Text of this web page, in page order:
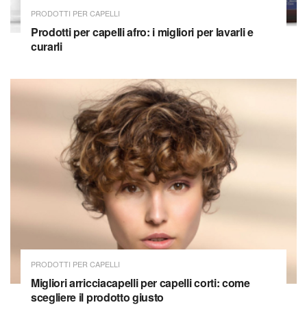
PRODOTTI PER CAPELLI
Prodotti per capelli afro: i migliori per lavarli e
curarli
PRODOTTI PER CAPELLI
Migliori arricciacapelli per capelli corti: come
scegliere il prodotto giusto